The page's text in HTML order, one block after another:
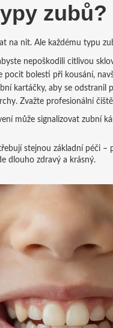
zubů?
na nit. Ale každému typu
nepoškodili citlivou
pocit bolesti při kousání,
kartáčky, aby se odstranil
Zvažte profesionální
může signalizovat zubní
stejnou základní péči
dlouho zdravý a krásný.